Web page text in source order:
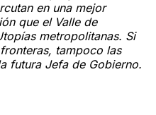
en una mejor
que el Valle de
metropolitanas. Si
tampoco las
futura Jefa de Gobierno.